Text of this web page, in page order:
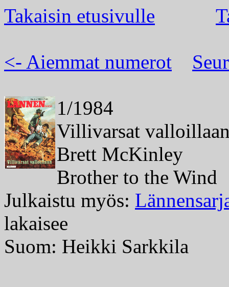
Takaisin etusivulle
<- Aiemmat numerot
1/1984
Villivarsat
Brett McKinley
Brother to the Wind
Julkaistu myös:
lakaisee
Suom: Heikki Sarkkila